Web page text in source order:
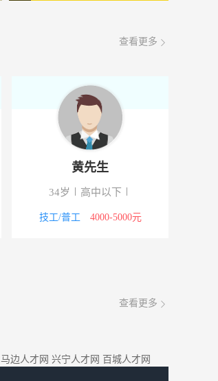
查看更多
黄先生
34岁 高中以下
技工/普工 4000-5000元
查看更多
马边人才网 兴宁人才网 百城人才网